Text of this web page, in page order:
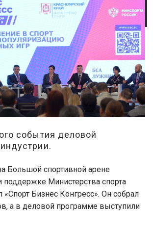
события деловой
Большой спортивной арене
Министерства спорта
Бизнес Конгресс». Он собрал
а в деловой программе выступили